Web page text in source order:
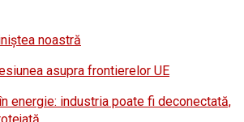
noastră
asupra frontierelor UE
energie: industria poate fi deconectată,